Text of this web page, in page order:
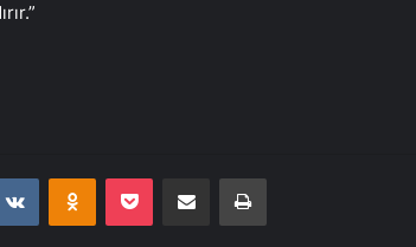
VKontakteOdnoklassniki
Pocket E-Posta ile paylaş Yazdır